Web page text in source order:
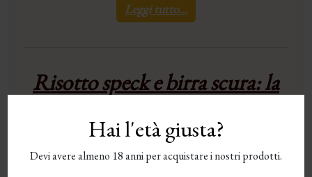
Hai l'età giusta?
Devi avere almeno 18 anni per acquistare i nostri prodotti.
Leggi tutto…
Risotto speck e birra scura: la
passo
Pubblicato il22 Febbraio 2019